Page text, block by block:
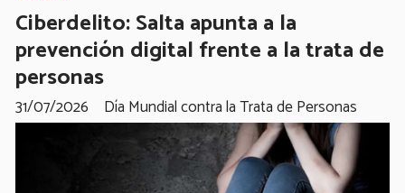
Ciberdelito: Salta apunta a la
prevención digital frente a la trata de
personas
Día Mundial contra la Trata de Personas
31/07/2026